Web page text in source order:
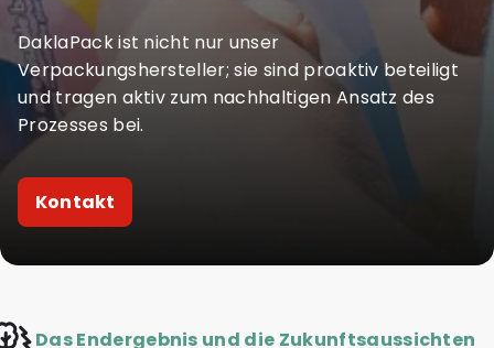
DaklaPack ist nicht nur unser
Verpackungshersteller; sie sind proaktiv beteiligt
und tragen aktiv zum nachhaltigen Ansatz des
Prozesses bei.
Kontakt
Das Endergebnis und die Zukunftsaussichten